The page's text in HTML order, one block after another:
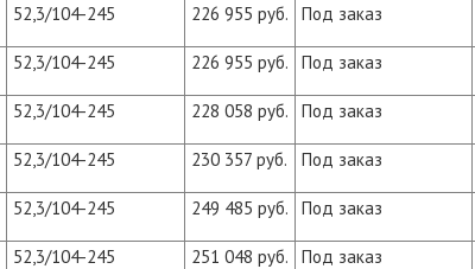
52,3/104-245 226 955 руб. Под заказ
52,3/104-245 226 955 руб. Под заказ
52,3/104-245 228 058 руб. Под заказ
52,3/104-245 230 357 руб. Под заказ
52,3/104-245 249 485 руб. Под заказ
52,3/104-245 251 048 руб. Под заказ